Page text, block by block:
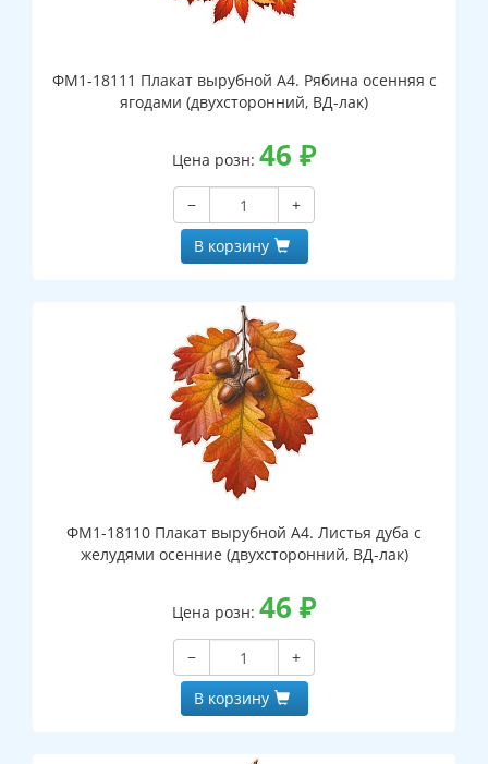
ФМ1-18111 Плакат вырубной А4. Рябина осенняя с
ягодами (двухсторонний, ВД-лак)
Цена розн: 46 ₽
−
+
В корзину
ФМ1-18110 Плакат вырубной А4. Листья дуба с
желудями осенние (двухсторонний, ВД-лак)
Цена розн: 46 ₽
−
+
В корзину